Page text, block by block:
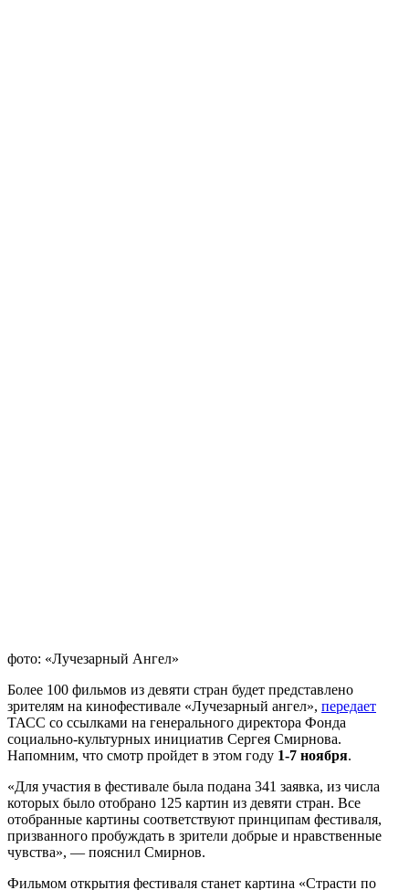
фото: «Лучезарный Ангел»
Более 100 фильмов из девяти стран будет представлено
зрителям на кинофестивале «Лучезарный ангел», передает
ТАСС со ссылками на генерального директора Фонда
социально-культурных инициатив Сергея Смирнова.
Напомним, что смотр пройдет в этом году 1-7 ноября.
«Для участия в фестивале была подана 341 заявка, из числа
которых было отобрано 125 картин из девяти стран. Все
отобранные картины соответствуют принципам фестиваля,
призванного пробуждать в зрители добрые и нравственные
чувства», — пояснил Смирнов.
Фильмом открытия фестиваля станет картина «Страсти по